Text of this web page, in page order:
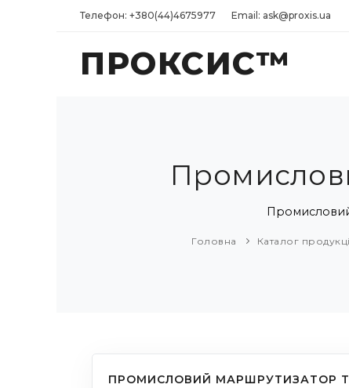
Телефон: +380(44)4675977 Email: ask@proxis.ua
ПРОКСИС™
Промисловий
Головна Каталог
ПРОМИСЛОВИЙ МАРШРУТИЗАТОР